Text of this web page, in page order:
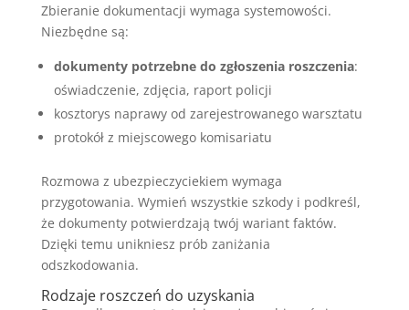
Zbieranie dokumentacji wymaga systemowości.
Niezbędne są:
dokumenty potrzebne do zgłoszenia roszczenia:
oświadczenie, zdjęcia, raport policji
kosztorys naprawy od zarejestrowanego warsztatu
protokół z miejscowego komisariatu
Rozmowa z ubezpieczyciekiem wymaga
przygotowania. Wymień wszystkie szkody i podkreśl,
że dokumenty potwierdzają twój wariant faktów.
Dzięki temu unikniesz prób zaniżania
odszkodowania.
Rodzaje roszczeń do uzyskania